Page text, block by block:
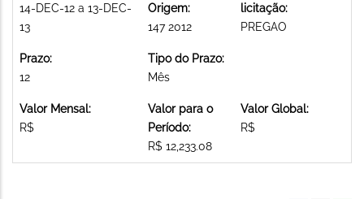
14-DEC-12 a 13-DEC-
13
Origem:
147 2012
licitação:
PREGAO
Prazo:
12
Tipo do Prazo:
Mês
Valor Mensal:
R$
Valor para o
Período:
R$ 12,233.08
Valor Global:
R$